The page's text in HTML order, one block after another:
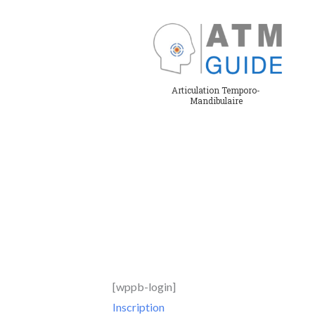
Articulation Temporo-
Mandibulaire
[wppb-login]
Inscription